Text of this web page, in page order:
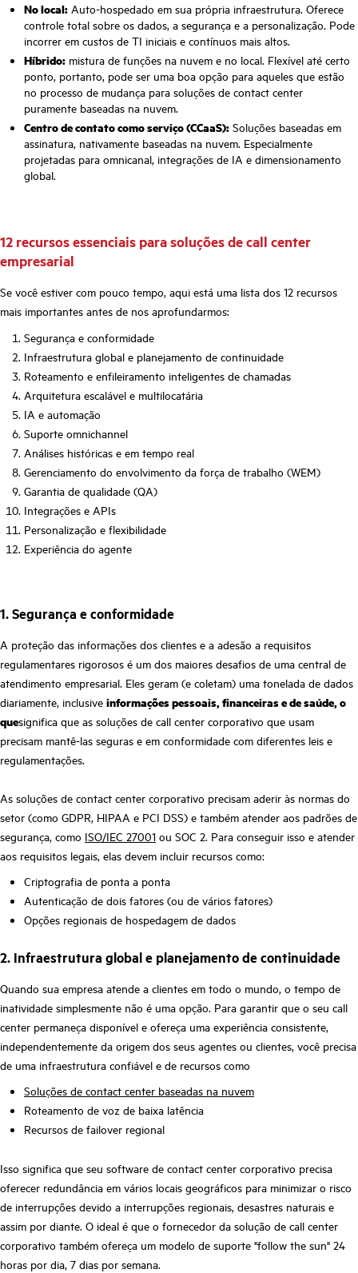
No local: Auto-hospedado em sua própria infraestrutura. Oferece
controle total sobre os dados, a segurança e a personalização. Pode
incorrer em custos de TI iniciais e contínuos mais altos.
Híbrido: mistura de funções na nuvem e no local. Flexível até certo
ponto, portanto, pode ser uma boa opção para aqueles que estão
no processo de mudança para soluções de contact center
puramente baseadas na nuvem.
Centro de contato como serviço (CCaaS): Soluções baseadas em
assinatura, nativamente baseadas na nuvem. Especialmente
projetadas para omnicanal, integrações de IA e dimensionamento
global.
12 recursos essenciais para soluções de call center
empresarial
Se você estiver com pouco tempo, aqui está uma lista dos 12 recursos
mais importantes antes de nos aprofundarmos:
Segurança e conformidade
Infraestrutura global e planejamento de continuidade
Roteamento e enfileiramento inteligentes de chamadas
Arquitetura escalável e multilocatária
IA e automação
Suporte omnichannel
Análises históricas e em tempo real
Gerenciamento do envolvimento da força de trabalho (WEM)
Garantia de qualidade (QA)
Integrações e APIs
Personalização e flexibilidade
Experiência do agente
1. Segurança e conformidade
A proteção das informações dos clientes e a adesão a requisitos
regulamentares rigorosos é um dos maiores desafios de uma central de
atendimento empresarial. Eles geram (e coletam) uma tonelada de dados
diariamente, inclusive informações pessoais, financeiras e de saúde, o
quesignifica que as soluções de call center corporativo que usam
precisam mantê-las seguras e em conformidade com diferentes leis e
regulamentações.
As soluções de contact center corporativo precisam aderir às normas do
setor (como GDPR, HIPAA e PCI DSS) e também atender aos padrões de
segurança, como ISO/IEC 27001 ou SOC 2. Para conseguir isso e atender
aos requisitos legais, elas devem incluir recursos como:
Criptografia de ponta a ponta
Autenticação de dois fatores (ou de vários fatores)
Opções regionais de hospedagem de dados
2. Infraestrutura global e planejamento de continuidade
Quando sua empresa atende a clientes em todo o mundo, o tempo de
inatividade simplesmente não é uma opção. Para garantir que o seu call
center permaneça disponível e ofereça uma experiência consistente,
independentemente da origem dos seus agentes ou clientes, você precisa
de uma infraestrutura confiável e de recursos como
Soluções de contact center baseadas na nuvem
Roteamento de voz de baixa latência
Recursos de failover regional
Isso significa que seu software de contact center corporativo precisa
oferecer redundância em vários locais geográficos para minimizar o risco
de interrupções devido a interrupções regionais, desastres naturais e
assim por diante. O ideal é que o fornecedor da solução de call center
corporativo também ofereça um modelo de suporte "follow the sun" 24
horas por dia, 7 dias por semana.